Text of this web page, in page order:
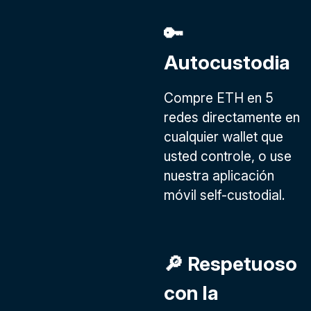
🔑
Autocustodia
Compre ETH en 5
redes directamente en
cualquier wallet que
usted controle, o use
nuestra aplicación
móvil self-custodial.
🔎 Respetuoso
con la